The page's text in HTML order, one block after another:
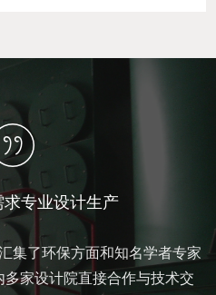
专业设计生产
集了环保方面和知名学者专家
家设计院直接合作与技术交